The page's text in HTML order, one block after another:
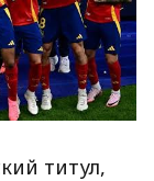
титул,